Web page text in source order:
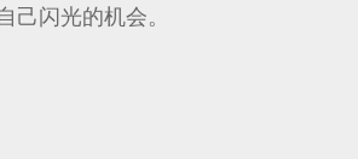
己闪光的机会。